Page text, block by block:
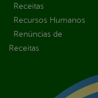
Receitas
Recursos Humanos
Renúncias de
Receitas